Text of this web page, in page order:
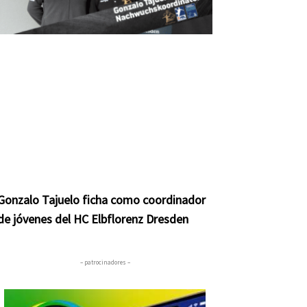
Tajuelo ficha como coordinador
jóvenes del HC Elbflorenz Dresden
– patrocinadores –